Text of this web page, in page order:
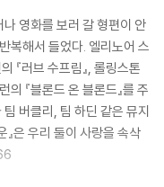
영화를 보러 갈 형편이 안
복해서 들었다. 엘리노어 스
『러브 수프림』, 롤링스톤
의 『블론드 온 블론드』를 주
버클리, 팀 하딘 같은 뮤지
』은 우리 둘이 사랑을 속삭